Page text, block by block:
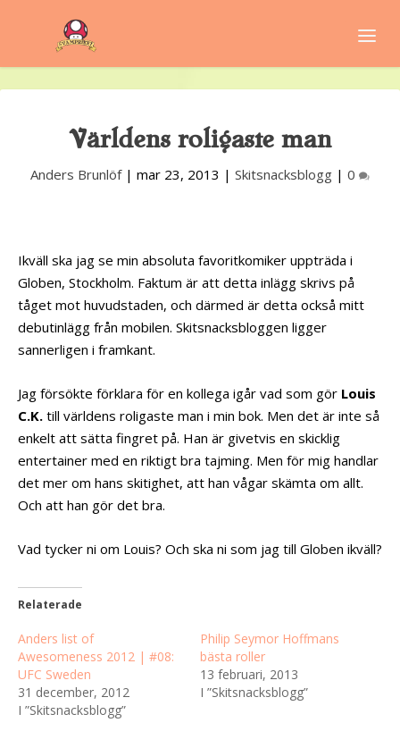
Världens roligaste man
Anders Brunlöf| mar 23, 2013 | Skitsnacksblogg | 0
Ikväll ska jag se min absoluta favoritkomiker uppträda i
Globen, Stockholm. Faktum är att detta inlägg skrivs på
tåget mot huvudstaden, och därmed är detta också mitt
debutinlägg från mobilen. Skitsnacksbloggen ligger
sannerligen i framkant.
Jag försökte förklara för en kollega igår vad som gör Louis
C.K. till världens roligaste man i min bok. Men det är inte så
enkelt att sätta fingret på. Han är givetvis en skicklig
entertainer med en riktigt bra tajming. Men för mig handlar
det mer om hans skitighet, att han vågar skämta om allt.
Och att han gör det bra.
Vad tycker ni om Louis? Och ska ni som jag till Globen ikväll?
Relaterade
Anders list of
Awesomeness 2012 | #08:
UFC Sweden
31 december, 2012
I ”Skitsnacksblogg”
Philip Seymor Hoffmans
bästa roller
13 februari, 2013
I ”Skitsnacksblogg”